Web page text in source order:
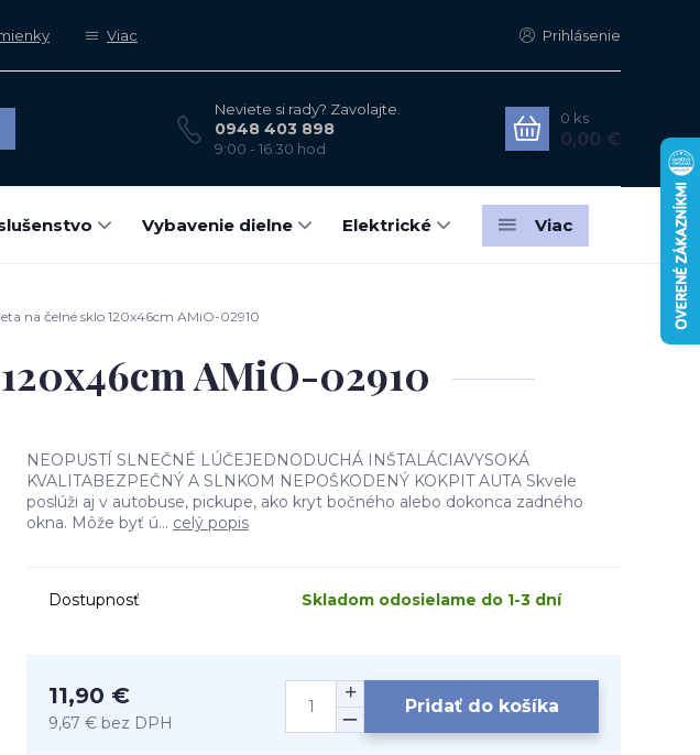
Viac Prihlásenie
Neviete si rady? Zavolajte.
0948 403 898
9:00 - 16:30 hod
0 ks
0,00 €
Vybavenie dielne Elektrické Viac
na čelné sklo 120x46cm AMiO-02910
AMiO-02910
NEOPUSTÍ SLNEČNÉ LÚČEJEDNODUCHÁ INŠTALÁCIAVYSOKÁ
KVALITABEZPEČNÝ A SLNKOM NEPOŠKODENÝ KOKPIT AUTA Skvele
poslúži aj v autobuse, pickupe, ako kryt bočného alebo dokonca zadného
okna. Môže byť ú... celý popis
Dostupnosť Skladom odosielame do 1-3 dní
11,90 €
9,67 € bez DPH
Pridať do košíka